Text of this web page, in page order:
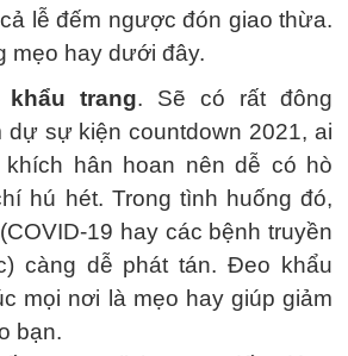
lễ đếm ngược đón giao thừa.
mẹo hay dưới đây.
trang. Sẽ có rất đông
dự sự kiện countdown 2021, ai
khích hân hoan nên dễ có hò
hú hét. Trong tình huống đó,
19 hay các bệnh truyền
càng dễ phát tán. Đeo khẩu
mọi nơi là mẹo hay giúp giảm
bạn.